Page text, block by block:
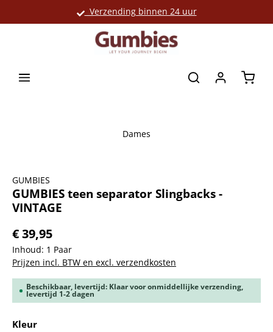
Verzending binnen 24 uur
Grote productselectie
Dames
GUMBIES
GUMBIES teen separator Slingbacks -
VINTAGE
€ 39,95
Inhoud: 1 Paar
Prijzen incl. BTW en excl. verzendkosten
Beschikbaar, levertijd: Klaar voor onmiddellijke verzending,
levertijd 1-2 dagen
Selecteer
Kleur